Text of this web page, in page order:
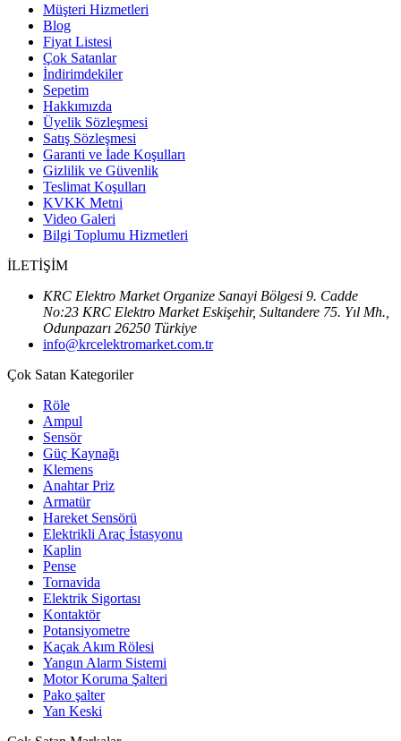
Müşteri Hizmetleri
Blog
Fiyat Listesi
Çok Satanlar
İndirimdekiler
Sepetim
Hakkımızda
Üyelik Sözleşmesi
Satış Sözleşmesi
Garanti ve İade Koşulları
Gizlilik ve Güvenlik
Teslimat Koşulları
KVKK Metni
Video Galeri
Bilgi Toplumu Hizmetleri
İLETİŞİM
KRC Elektro Market Organize Sanayi Bölgesi 9. Cadde
No:23 KRC Elektro Market Eskişehir, Sultandere 75. Yıl Mh.,
Odunpazarı 26250 Türkiye
info@krcelektromarket.com.tr
Çok Satan Kategoriler
Röle
Ampul
Sensör
Güç Kaynağı
Klemens
Anahtar Priz
Armatür
Hareket Sensörü
Elektrikli Araç İstasyonu
Kaplin
Pense
Tornavida
Elektrik Sigortası
Kontaktör
Potansiyometre
Kaçak Akım Rölesi
Yangın Alarm Sistemi
Motor Koruma Şalteri
Pako şalter
Yan Keski